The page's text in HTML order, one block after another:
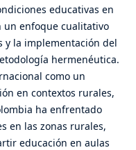
educativas en
un enfoque cualitativo
y la implementación del
hermenéutica.
como un
en contextos rurales,
ha enfrentado
en las zonas rurales,
educación en aulas